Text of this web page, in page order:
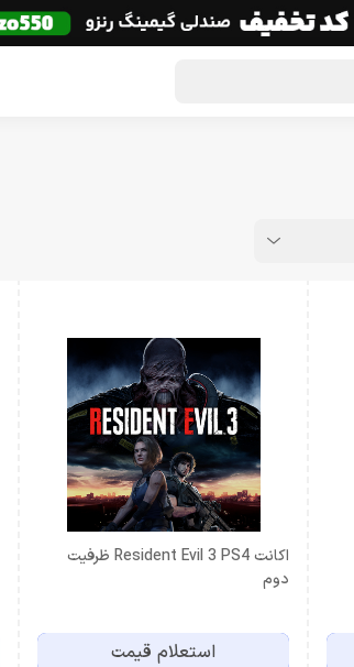
اکانت Resident Evil 3 PS4 ظرفیت
دوم
استعلام قیمت